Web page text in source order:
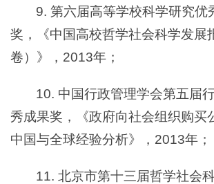
9. 第六届高等学校科学研究优
奖，《中国高校哲学社会科学发展
卷）》，2013年；
10. 中国行政管理学会第五届
秀成果奖，《政府向社会组织购
中国与全球经验分析》，2013年；
11. 北京市第十三届哲学社会